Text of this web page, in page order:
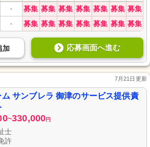
- 募集 募集 募集 募集 募集 募集 募集
- 募集 募集 募集 募集 募集 募集 募集
加 応募画面へ進む
7月21日更新
サンブレラ 御津のサービス提供責
~330,000円
士
許